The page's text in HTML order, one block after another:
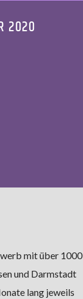
2020
mit über 1000
und Darmstadt
lang jeweils